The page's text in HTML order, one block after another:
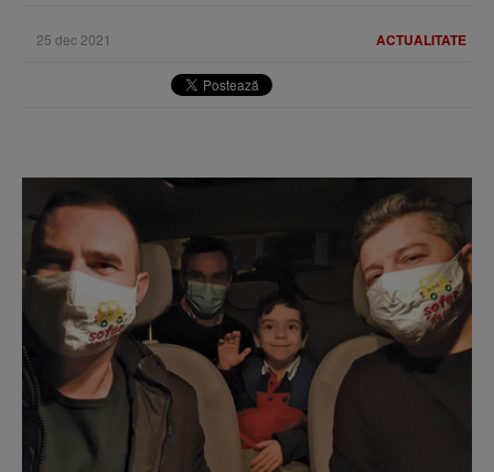
ACTUALITATE
25 dec 2021